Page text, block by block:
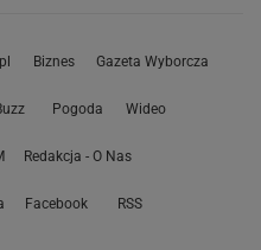
Biznes Gazeta Wyborcza
Pogoda Wideo
Redakcja - O Nas
Facebook RSS